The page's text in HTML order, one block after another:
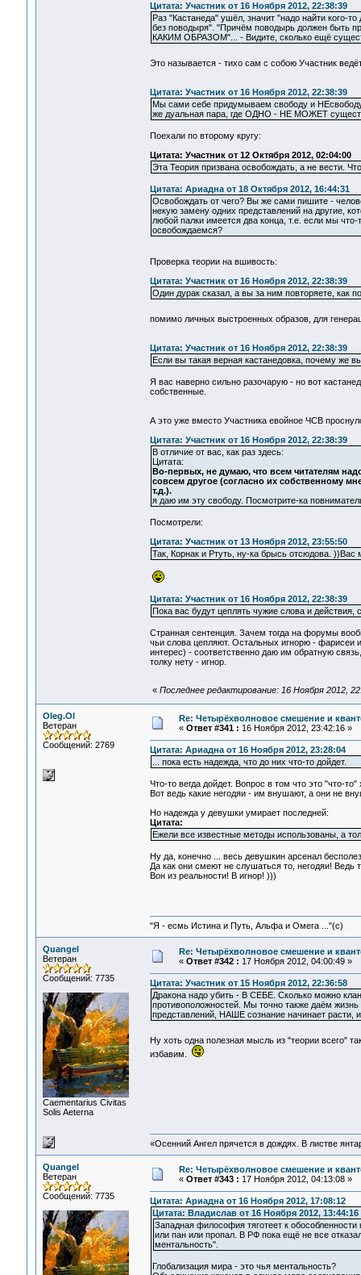
Цитата: Участник от 16 Ноября 2012, 22:38:39
Раз "Кастанеда" ушёл, значит "надо найти
без поводыря". "Причём поводырь должен быть
КАКИМ ОБРАЗОМ"... - Видите, сколько ещё
Это называется - тихо сам с собою Участник
Цитата: Участник от 16 Ноября 2012, 22:38:39
Мы сами себе придумываем свободу и
же дуальная пара, где ОДНО - НЕ МОЖЕТ
Поехали по второму кругу:
Цитата: Участник от 12 Октября 2012, 02:04:00
Эта Теория призвана освобождать, а не вести.
Цитата: Ариадна от 18 Октября 2012, 16:44:31
Освобождать от чего? Вы же сами пишите -
некую замену одних представлений на другие,
любой палки имеется два конца, т.е. если мы
освобождаемся?
Проверка теории на вшивость:
Цитата: Участник от 16 Ноября 2012, 22:38:39
Один дурак сказал, а вы за ним повторяете, как
помимо личных выстроенных образов, для
Цитата: Участник от 16 Ноября 2012, 22:38:39
Если вы такая верная кастанедовка, почему же
Я вас наверно сильно разочарую - но вот
собственные.
А это уже вместо Участника евойное ЧСВ
Цитата: Участник от 16 Ноября 2012, 22:38:39
В отличие от вас, как раз здесь:
Цитата:
Во-первых, не думаю, что всем читателям
совсем другое (согласно их собственному
т.д.).
я даю им эту свободу. Посмотрите-ка
Посмотрели:
Цитата: Участник от 13 Ноября 2012, 23:55:50
Так, Корнак и Ртуть, ну-ка брысь отсюдова.
Цитата: Участник от 16 Ноября 2012, 22:38:39
Пока вас будут цеплять чужие слова и
Странная сентенция. Зачем тогда на форумы
чьи слова цепляют. Остальных игнорю - фарисеи
интерес) - соответственно даю им обратную
толку нету - игнор.
« Последнее редактирование: 16 Ноября 2012,
Oleg.Ol
Ветеран
Сообщений: 2769
Re: Четырёхволновое смешение и
« Ответ #341 : 16 Ноября 2012, 23:42:16 »
Цитата: Ариадна от 16 Ноября 2012, 23:28:04
... пока есть надежда, что до них что-то дойдет.
Что-то вегда дойдет. Вопрос в том что это "что-
Вот ведь какие негодяи - им внушают, а они не
Но надежда у девушки умирает последней:
Цитата:
Ежели все известные методы использованы, а
Ну да, конечно ... весь девушкин арсенал
Да как они смеют не слушаться то, негодяи! Ведь
Вон из реальности! В игнор! )))
"Я - есмь Истина и Путь, Альфа и Омега ..."(с)
Quangel
Ветеран
Сообщений: 7735
Сaementarius Civitas
Solis Aeterna
Re: Четырёхволновое смешение и
« Ответ #342 : 17 Ноября 2012, 04:00:49 »
Цитата: Участник от 15 Ноября 2012, 22:36:58
Дракона надо убить - В СЕБЕ. Сколько можно
противоположностей. Мы точно также даём
представлений, НАШЕ сознание начинает
Ну хоть одна полезная мысль из "теории всего"
избавим.
«Осенний Ангел прячется в дождях. В листве
Quangel
Ветеран
Сообщений: 7735
Re: Четырёхволновое смешение и
« Ответ #343 : 17 Ноября 2012, 04:13:08 »
Цитата: Ариадна от 16 Ноября 2012, 17:08:12
Цитата: Владислав от 16 Ноября 2012, 13:44:16
Западная философия тяготеет к
или пан или пропал. В РФ пока ещё не все
ментальность".
Глобализация мира - это чья ментальность?